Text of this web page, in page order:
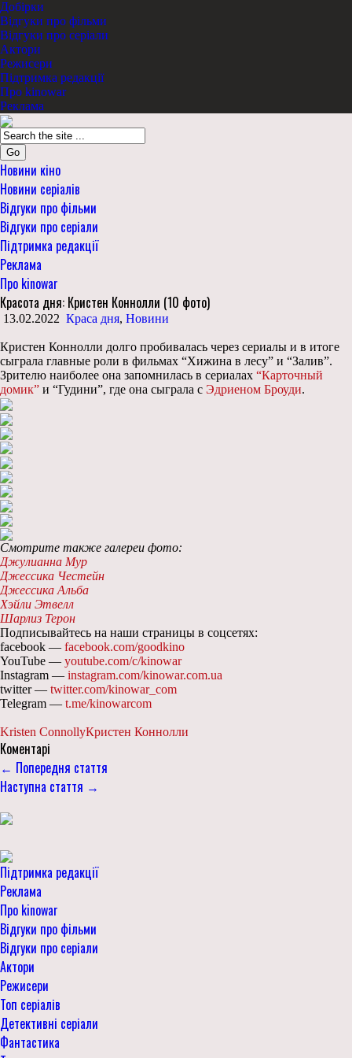
Добірки
Відгуки про фільми
Відгуки про серіали
Актори
Режисери
Підтримка редакції
Про kinowar
Реклама
Go
Новини кіно
Новини серіалів
Відгуки про фільми
Відгуки про серіали
Підтримка редакції
Реклама
Про kinowar
Красота дня: Кристен Коннолли (10 фото)
13.02.2022 Краса дня, Новини
Кристен Коннолли долго пробивалась через сериалы и в итоге
сыграла главные роли в фильмах “Хижина в лесу” и “Залив”.
Зрителю наиболее она запомнилась в сериалах “Карточный
домик” и “Гудини”, где она сыграла с Эдриеном Броуди.
Смотрите также галереи фото:
Джулианна Мур
Джессика Честейн
Джессика Альба
Хэйли Этвелл
Шарлиз Терон
Подписывайтесь на наши страницы в соцсетях:
facebook — facebook.com/goodkino
YouTube — youtube.com/c/kinowar
Instagram — instagram.com/kinowar.com.ua
twitter — twitter.com/kinowar_com
Telegram — t.me/kinowarcom
Kristen ConnollyКристен Коннолли
Коментарі
← Попередня стаття
Наступна стаття →
Підтримка редакції
Реклама
Про kinowar
Відгуки про фільми
Відгуки про серіали
Актори
Режисери
Топ серіалів
Детективні серіали
Фантастика